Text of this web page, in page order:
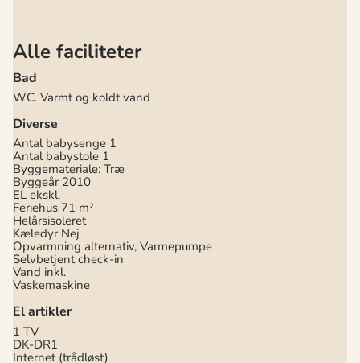
Alle faciliteter
Bad
WC. Varmt og koldt vand
Diverse
Antal babysenge 1
Antal babystole 1
Byggemateriale: Træ
Byggeår 2010
EL ekskl.
Feriehus 71 m²
Helårsisoleret
Kæledyr Nej
Opvarmning alternativ, Varmepumpe
Selvbetjent check-in
Vand inkl.
Vaskemaskine
El artikler
1 TV
DK-DR1
Internet (trådløst)